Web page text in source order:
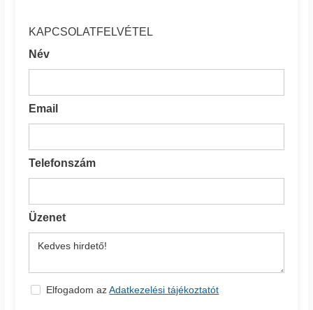
KAPCSOLATFELVÉTEL
Név
Email
Telefonszám
Üzenet
Elfogadom azAdatkezelési tájékoztatót